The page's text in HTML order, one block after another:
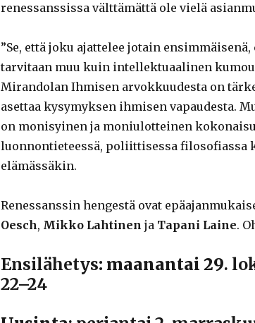
renessanssissa välttämättä ole vielä
”Se, että joku ajattelee jotain
tarvitaan muu kuin intellektuaalinen
Mirandolan Ihmisen arvokkuudesta on
asettaa kysymyksen ihmisen vapaudesta.
on monisyinen ja moniulotteinen
luonnontieteessä, poliittisessa filosofiassa
elämässäkin.
Renessanssin hengestä ovat
Oesch, Mikko Lahtinen jaTapani Laine.
Ensilähetys: maanantai 29.
22–24